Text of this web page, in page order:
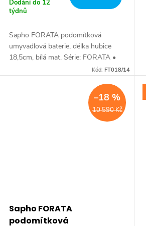
Dodání do 12
týdnů
Sapho FORATA podomítková
umyvadlová baterie, délka hubice
18,5cm, bílá mat. Série: FORATA •
Šířka: 190 mm • Výška: 80 mm •
Kód:FT018/14
10 590 Kč
–18 %
Sapho FORATA
podomítková